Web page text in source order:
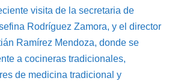
visita de la secretaria de
Rodríguez Zamora, y el director
Ramírez Mendoza, donde se
a cocineras tradicionales,
de medicina tradicional y